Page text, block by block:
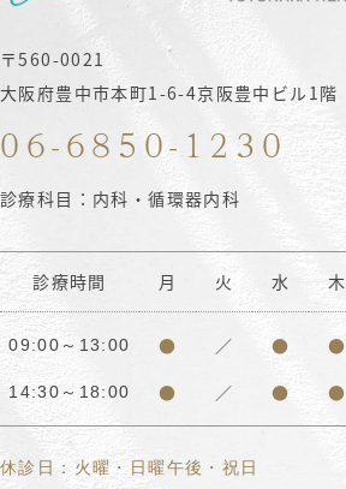
〒560-0021
大阪府豊中市本町1-6-4京阪豊中ビル1階
06-6850-1230
診療科目：内科・循環器内科
診療時間 月 火 水 木
09:00～13:00 ● ／ ● ●
14:30～18:00 ● ／ ● ●
休診日：火曜・日曜午後・祝日